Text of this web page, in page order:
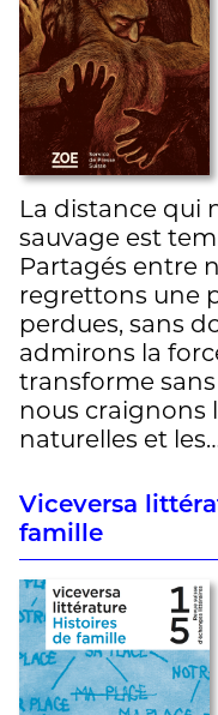
La distance qui
sauvage est
Partagés entre
regrettons une
perdues, sans
admirons la
transforme
nous craignons
naturelles et
Viceversa
famille